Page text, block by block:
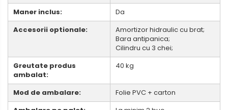
Maner inclus:
Da
Accesorii optionale:
Amortizor hidraulic cu brat;
Bara antipanica;
Cilindru cu 3 chei;
Greutate produs
ambalat:
40 kg
Mod de ambalare:
Folie PVC + carton